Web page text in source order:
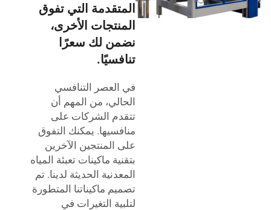
المتقدمة التي تفوق
المنتجات الأخرى،
نضمن لك سعرًا
تنافسيًا.
في العصر التنافسي
الحالي، من المهم أن
تتقدم الشركات على
منافسيها. يمكنك التفوق
على المنتجين الآخرين
بتقنية ماكينات تعبئة المياه
المعدنية الحديثة لدينا. تم
تصميم ماكيناتنا المتطورة
لتلبية التغيرات في